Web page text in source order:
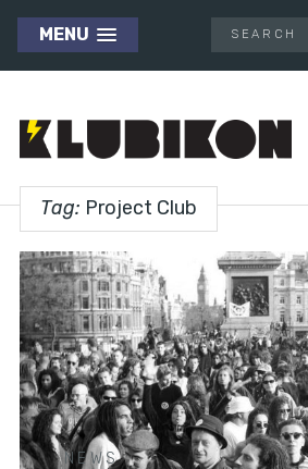
MENU
Tag: Project Club
NEWS